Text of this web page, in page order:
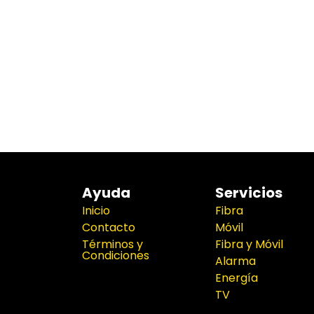
Ayuda
Inicio
Contacto
Términos y
Condiciones
Servicios
Fibra
Móvil
Fibra y Móvil
Alarma
Energía
TV